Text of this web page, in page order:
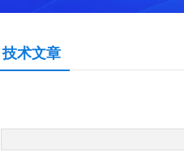
技术文章